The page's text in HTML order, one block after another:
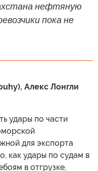
нефтяную
пока не
Алекс Лонгли
удары по части
для экспорта
как удары по судам в
в отгрузке,